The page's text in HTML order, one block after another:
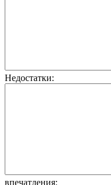
Недостатки:
впечатления: